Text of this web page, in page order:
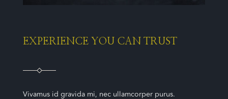
EXPERIENCE YOU CAN TRUST
Vivamus id gravida mi, nec ullamcorper purus.